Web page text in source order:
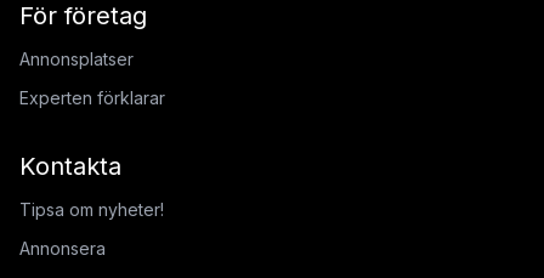
För företag
Annonsplatser
Experten förklarar
Kontakta
Tipsa om nyheter!
Annonsera